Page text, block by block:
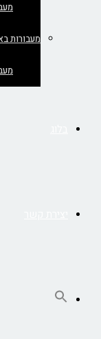
מעבורות